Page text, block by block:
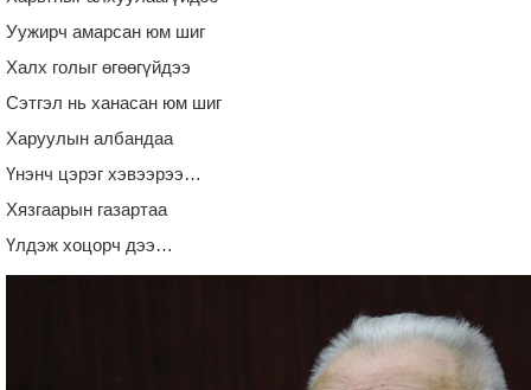
Уужирч амарсан юм шиг
Халх голыг өгөөгүйдээ
Сэтгэл нь ханасан юм шиг
Харуулын албандаа
Үнэнч цэрэг хэвээрээ…
Хязгаарын газартаа
Үлдэж хоцорч дээ…